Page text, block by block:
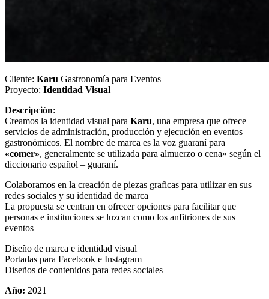
Cliente: Karu Gastronomía para Eventos
Proyecto: Identidad Visual
Descripción:
Creamos la identidad visual para Karu, una empresa que ofrece
servicios de administración, producción y ejecución en eventos
gastronómicos. El nombre de marca es la voz guaraní para
«comer», generalmente se utilizada para almuerzo o cena» según el
diccionario español – guaraní.
Colaboramos en la creación de piezas graficas para utilizar en sus
redes sociales y su identidad de marca
La propuesta se centran en ofrecer opciones para facilitar que
personas e instituciones se luzcan como los anfitriones de sus
eventos
Diseño de marca e identidad visual
Portadas para Facebook e Instagram
Diseños de contenidos para redes sociales
Año: 2021